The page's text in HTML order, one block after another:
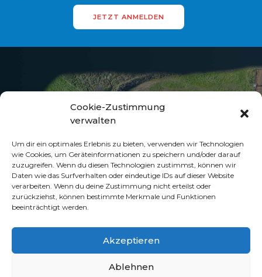
Cookie-Zustimmung
verwalten
Um dir ein optimales Erlebnis zu bieten, verwenden wir Technologien
wie Cookies, um Geräteinformationen zu speichern und/oder darauf
zuzugreifen. Wenn du diesen Technologien zustimmst, können wir
Daten wie das Surfverhalten oder eindeutige IDs auf dieser Website
verarbeiten. Wenn du deine Zustimmung nicht erteilst oder
zurückziehst, können bestimmte Merkmale und Funktionen
beeinträchtigt werden.
Akzeptieren
Ablehnen
JETZT ANMELDEN
UNSEREINFOSEITEN
Motorsportclub MC Flöha e.V. im ADMV - 2025